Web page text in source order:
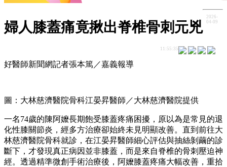
婦人膝蓋痛竟揪出脊椎骨刺元兇
2026-
04-09
11:55:35
好醫師新聞網記者張本篤／嘉義報導
圖：大林慈濟醫院骨科江晏昇醫師／大林慈濟醫院提供
一名74歲的陳阿嬤長期飽受膝蓋疼痛困擾，原以為是常見的退
化性膝關節炎，經多方治療卻始終未見明顯改善。直到前往大
林慈濟醫院骨科就診，在江晏昇醫師細心評估與抽絲剝繭的診
斷下，才發現真正病因並非膝蓋，而是來自脊椎的骨刺壓迫神
經。透過精準微創手術治療後，阿嬤膝蓋疼痛大幅改善，重拾